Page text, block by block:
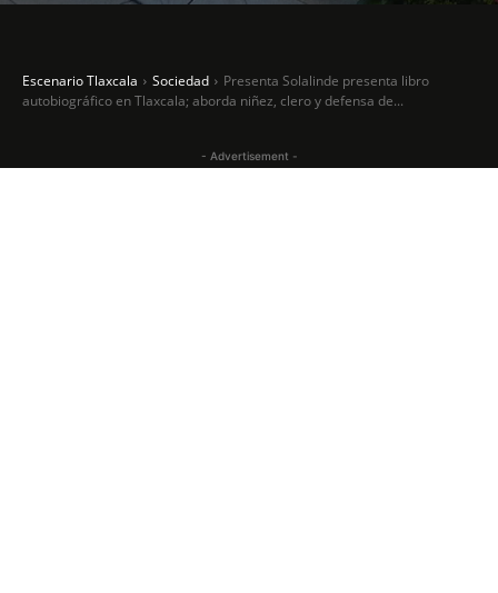
Escenario Tlaxcala Sociedad
Presenta Solalinde presenta libro
autobiográfico en Tlaxcala; aborda niñez, clero y defensa de...
- Advertisement -